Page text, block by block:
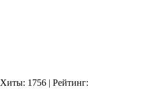
Хиты: 1756 | Рейтинг: